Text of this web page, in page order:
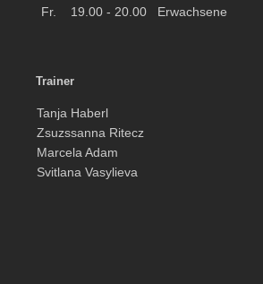
Fr.
19.00 - 20.00 Erwachsene
Trainer
Tanja Haberl
Zsuzssanna Ritecz
Marcela Adam
Svitlana Vasylieva